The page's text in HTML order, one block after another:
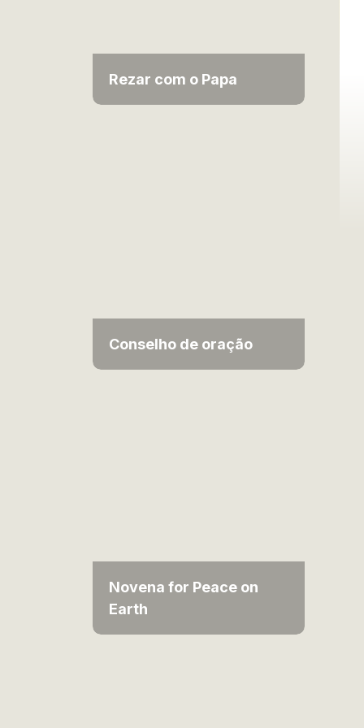
Rezar com o Papa
Conselho de oração
Novena for Peace on
Earth